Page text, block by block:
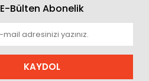
E-Bülten Abonelik
KAYDOL